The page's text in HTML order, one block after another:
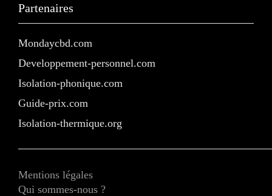
Partenaires
Mondaycbd.com
Developpement-personnel.com
Isolation-phonique.com
Guide-prix.com
Isolation-thermique.org
Mentions légales
Qui sommes-nous ?